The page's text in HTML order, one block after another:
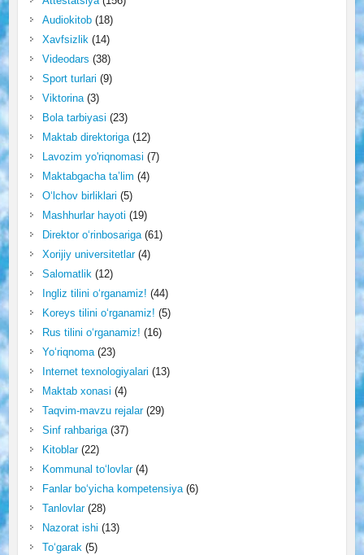
Audiokitob(18)
Xavfsizlik(14)
Videodars (38)
Sport turlari (9)
Viktorina(3)
Bola tarbiyasi (23)
Maktab direktoriga(12)
Lavozim yo'riqnomasi (7)
Maktabgacha ta’lim (4)
O‘lchov birliklari (5)
Mashhurlar hayoti (19)
Direktor o‘rinbosariga(61)
Xorijiy universitetlar(4)
Salomatlik(12)
Ingliz tilini o‘rganamiz! (44)
Koreys tilini o‘rganamiz! (5)
Rus tilini o‘rganamiz! (16)
Yo‘riqnoma(23)
Internet texnologiyalari (13)
Maktab xonasi (4)
Taqvim-mavzu rejalar(29)
Sinf rahbariga(37)
Kitoblar(22)
Kommunal to‘lovlar(4)
Fanlar bo‘yicha kompetensiya(6)
Tanlovlar(28)
Nazorat ishi (13)
To‘garak(5)